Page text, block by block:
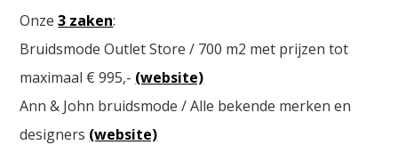
Onze3 zaken:
Bruidsmode Outlet Store / 700 m2 met prijzen tot
maximaal € 995,- (website)
Ann & John bruidsmode / Alle bekende merken en
designers (website)